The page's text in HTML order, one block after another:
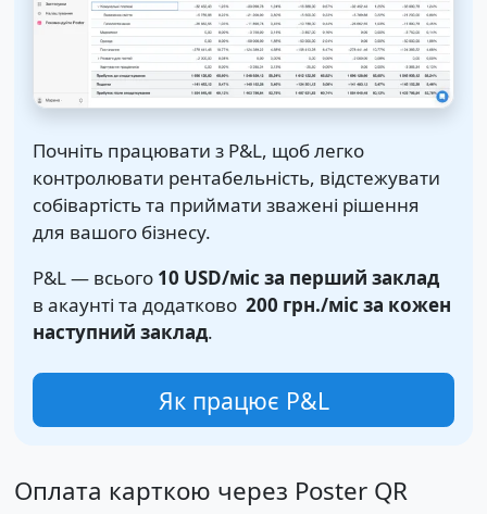
Почніть працювати з P&L, щоб легко
контролювати рентабельність, відстежувати
собівартість та приймати зважені рішення
для вашого бізнесу.
P&L — всього 10 USD/міс за перший заклад
в акаунті та додатково 200 грн./міс за кожен
наступний заклад.
Як працює P&L
Оплата карткою через Poster QR